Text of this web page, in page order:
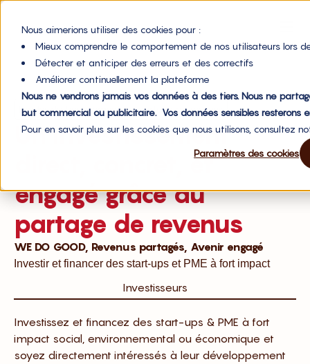
Nous aimerions utiliser des cookies pour :
Mieux comprendre le comportement de nos utilisateurs lors
Détecter et anticiper des erreurs et des correctifs
Améliorer continuellement la plateforme
Nous ne vendrons jamais vos données à des tiers. Nous ne
but commercial ou publicitaire. Vos données sensibles resterons
Pour en savoir plus sur les cookies que nous utilisons, consultez
Paramètres des cookies
Leader du financement en partage de revenus
Un investissement
direct, concret, et
engagé grâce au
partage de revenus
WE DO GOOD, Revenus partagés, Avenir engagé
Investir et financer des start-ups et PME à fort impact
Investisseurs
Investissez et financez des start-ups & PME à fort
impact social, environnemental ou économique et
soyez directement intéressés à leur développement